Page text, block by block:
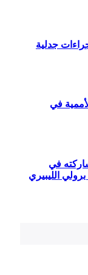
جدلية
في
في
الليبيري